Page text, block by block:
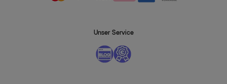
Unser Service